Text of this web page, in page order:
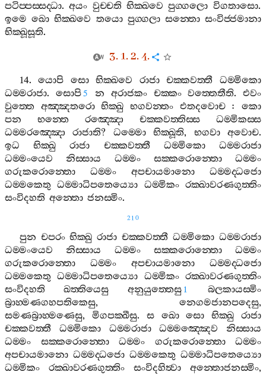
පටිප‍්පස‍්සද‍්ධා.අයං වුච‍්චති භික‍්ඛවෙ පුග‍්ගලො විගතාසො.
ඉමෙ ඛො භික‍්ඛවෙ තයො පුග‍්ගලා සන‍්තො සංවිජ‍්ජමානා
භික‍්ඛූසූති.
3. 1. 2. 4.
14.යොපි සො භික‍්ඛවෙ රාජා චක‍්කවත‍්තී
ධම‍්මිකො
ධම‍්මරාජා. සොපි5 න අරාජකං චක‍්කං වත‍්තෙතීති.එවං
වුත‍්තෙ
අඤ‍්ඤතරො භික‍්ඛු භගවන‍්තං එතදවොච:කො
පන
භන‍්තෙ රඤ‍්ඤො චක‍්කවත‍්තිස‍්ස
ධම‍්මිකස‍්ස
ධම‍්මරඤ‍්ඤො
රාජාති? ධම‍්මො භික‍්ඛූති, භගවා අවොච.
ඉධ
භික‍්ඛු රාජා චක‍්කවත‍්තී ධම‍්මිකො
ධම‍්මරාජා
ධම‍්මංයෙව
නිස‍්සාය ධම‍්මං සක‍්කරොන‍්තො
ධම‍්මං
ගරුකරොන‍්තො
ධම‍්මං අපචායමානො
ධම‍්මද‍්ධජො
ධම‍්මකෙතු ධම‍්මාධිපතෙය්‍යො ධම‍්මිකං රක‍්ඛාවරණගුත‍්තිං
සංවිදහති අන‍්තො ජනස‍්මිං.
210
පුන චපරං භික‍්ඛු රාජා චක‍්කවත‍්තී ධම‍්මිකො ධම‍්මරාජා
ධම‍්මංයෙව
නිස‍්සාය ධම‍්මං සක‍්කරොන‍්තො
ධම‍්මං
ගරුකරොන‍්තො
ධම‍්මං අපචායමානො
ධම‍්මද‍්ධජො
ධම‍්මකෙතු ධම‍්මාධිපතෙය්‍යො ධම‍්මිකං රක‍්ඛාවරණගුත‍්තිං
සංවිදහති
ඛත‍්තියෙසු අනුයුත‍්තෙසු 1
බලකායස‍්මිං
බ්‍රාහ‍්මණගහපතිකෙසු, නෙගමජානපදෙසු,
සමණබ්‍රාහ‍්මණෙසු, මිගපක‍්ඛීසු. ස ඛො සො භික‍්ඛු
රාජා
චක‍්කවත‍්තී
ධම‍්මිකො ධම‍්මරාජා ධම‍්මඤ‍්ඤෙව
නිස‍්සාය
ධම‍්මං
සක‍්කරොන‍්තො ධම‍්මං ගරුකරොන‍්තො
ධම‍්මං
අපචායමානො ධම‍්මද‍්ධජො ධම‍්මකෙතු ධම‍්මාධිපතෙය්‍යො
ධම‍්මිකං
රක‍්ඛාවරණගුත‍්තිං සංවිදහිත්‍වා අන‍්තොජනස‍්මිං,